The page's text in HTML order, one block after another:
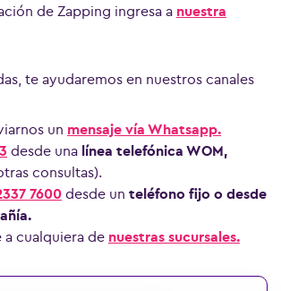
de Zapping ingresa a nuestra
te ayudaremos en nuestros canales
un mensaje vía Whatsapp.
desde una línea telefónica WOM,
consultas).
7600 desde un teléfono fijo o desde
a cualquiera de nuestras sucursales.